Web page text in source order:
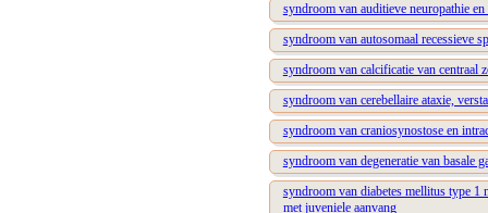
syndroom van auditieve neuropathie
syndroom van autosomaal recessieve
syndroom van calcificatie van centraal
syndroom van cerebellaire ataxie,
syndroom van craniosynostose en
syndroom van degeneratie van basale
syndroom van diabetes mellitus type 1
met juveniele aanvang